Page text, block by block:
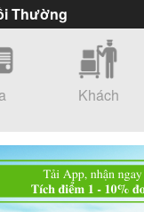
Thường
Khách